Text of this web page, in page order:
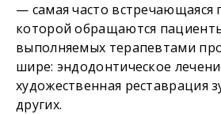
— самая часто встречающаяся
которой обращаются
выполняемых терапевтами
шире: эндодонтическое
художественная реставрация
других.